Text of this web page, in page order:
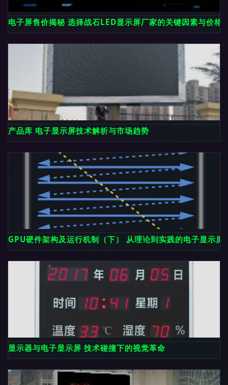
电子屏售价揭秘 选择战石LED显示屏厂家的关键因素与价格
产品库 电子显示屏技术解析与市场趋势
GPU硬件架构及运行机制（下） 从理论到实践的电子显示屏
显示器与电子显示屏 技术碰撞下的视觉革命